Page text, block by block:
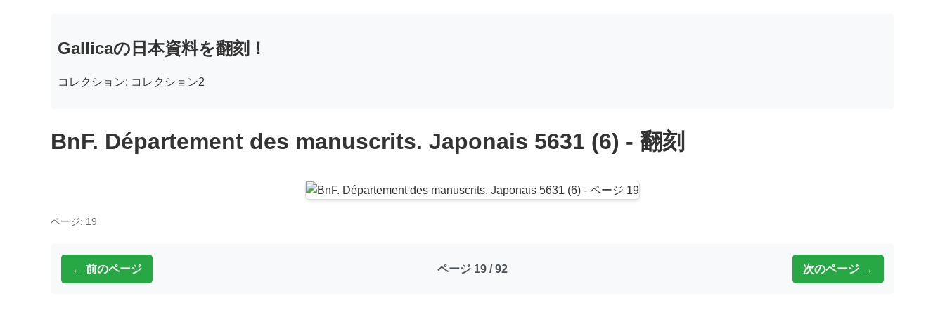
Gallicaの日本資料を翻刻！
コレクション: コレクション2
BnF. Département des manuscrits. Japonais 5631 (6) - 翻刻
ページ: 19
← 前のページ ページ 19 / 92 次のページ →